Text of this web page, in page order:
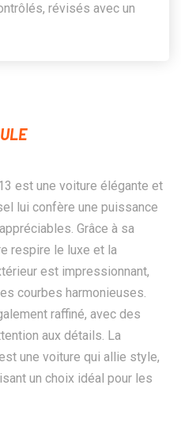
révisés avec un
est une voiture élégante et
lui confère une puissance
Grâce à sa
respire le luxe et la
est impressionnant,
courbes harmonieuses.
raffiné, avec des
aux détails. La
une voiture qui allie style,
un choix idéal pour les